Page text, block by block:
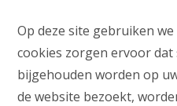
Op deze site gebruiken
cookies zorgen ervoor
bijgehouden worden op
de website bezoekt,